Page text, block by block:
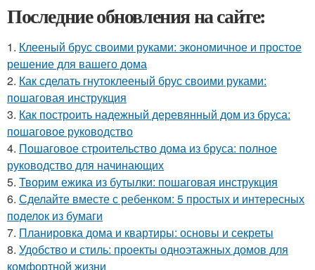
Последние обновления на сайте:
1. Клееный брус своими руками: экономичное и простое
решение для вашего дома
2. Как сделать гнутоклееный брус своими руками:
пошаговая инструкция
3. Как построить надежный деревянный дом из бруса:
пошаговое руководство
4. Пошаговое строительство дома из бруса: полное
руководство для начинающих
5. Творим ежика из бутылки: пошаговая инструкция
6. Сделайте вместе с ребенком: 5 простых и интересных
поделок из бумаги
7. Планировка дома и квартиры: основы и секреты
8. Удобство и стиль: проекты одноэтажных домов для
комфортной жизни